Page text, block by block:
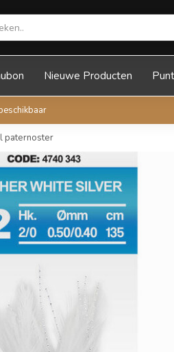
Nieuwe Producten
paternoster